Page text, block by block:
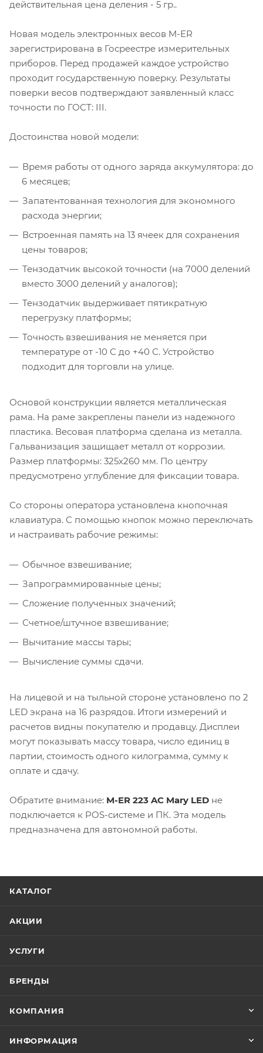
действительная цена деления - 5 гр..
Новая модель электронных весов M-ER
зарегистрирована в Госреестре измерительных
приборов. Перед продажей каждое устройство
проходит государственную поверку. Результаты
поверки весов подтверждают заявленный класс
точности по ГОСТ: III.
Достоинства новой модели:
Время работы от одного заряда аккумулятора: до
6 месяцев;
Запатентованная технология для экономного
расхода энергии;
Встроенная память на 13 ячеек для сохранения
цены товаров;
Тензодатчик высокой точности (на 7000 делений
вместо 3000 делений у аналогов);
Тензодатчик выдерживает пятикратную
перегрузку платформы;
Точность взвешивания не меняется при
температуре от -10 С до +40 С. Устройство
подходит для торговли на улице.
Основой конструкции является металлическая
рама. На раме закреплены панели из надежного
пластика. Весовая платформа сделана из металла.
Гальванизация защищает металл от коррозии.
Размер платформы: 325х260 мм. По центру
предусмотрено углубление для фиксации товара.
Со стороны оператора установлена кнопочная
клавиатура. С помощью кнопок можно переключать
и настраивать рабочие режимы:
Обычное взвешивание;
Запрограммированные цены;
Сложение полученных значений;
Счетное/штучное взвешивание;
Вычитание массы тары;
Вычисление суммы сдачи.
На лицевой и на тыльной стороне установлено по 2
LED экрана на 16 разрядов. Итоги измерений и
расчетов видны покупателю и продавцу. Дисплеи
могут показывать массу товара, число единиц в
партии, стоимость одного килограмма, сумму к
оплате и сдачу.
Обратите внимание: M-ER 223 AC Mary LED не
подключается к POS-системе и ПК. Эта модель
предназначена для автономной работы.
КАТАЛОГ
АКЦИИ
УСЛУГИ
БРЕНДЫ
КОМПАНИЯ
ИНФОРМАЦИЯ